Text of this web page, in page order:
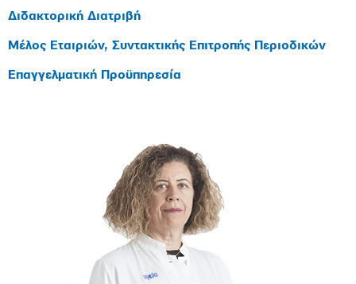
Διδακτορική Διατριβή
Μέλος Εταιριών, Συντακτικής Επιτροπής Περιοδικών
Επαγγελματική Προϋπηρεσία